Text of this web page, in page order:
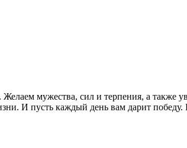
мужества, сил и терпения, а также
И пусть каждый день вам дарит